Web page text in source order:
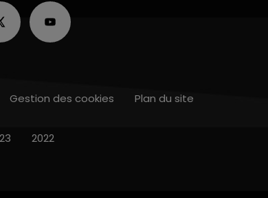
Gestion des cookies Plan du site
2022